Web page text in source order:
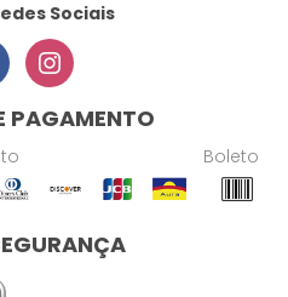
Sociais
PAGAMENTO
Boleto